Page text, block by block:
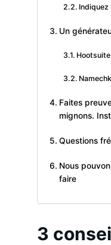
Indiquez
Un
Hootsuite
Namechk
Faites
mignons.
Questions
Nous
faire
3